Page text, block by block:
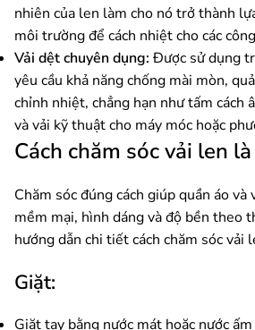
nhiên của len làm cho nó trở thành
môi trường để cách nhiệt cho các
Vải dệt chuyên dụng: Được sử dụng
yêu cầu khả năng chống mài mòn,
chỉnh nhiệt, chẳng hạn như tấm cách
và vải kỹ thuật cho máy móc hoặc
Cách chăm sóc vải len
Chăm sóc đúng cách giúp quần áo
mềm mại, hình dáng và độ bền theo
hướng dẫn chi tiết cách chăm sóc vải
Giặt:
Giặt tay bằng nước mát hoặc nước